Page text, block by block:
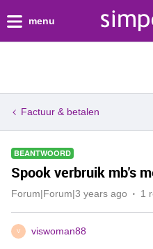
menu
Factuur & betalen
BEANTWOORD
Spook verbruik mb's
Forum|Forum|3 years ago 1
V viswoman88